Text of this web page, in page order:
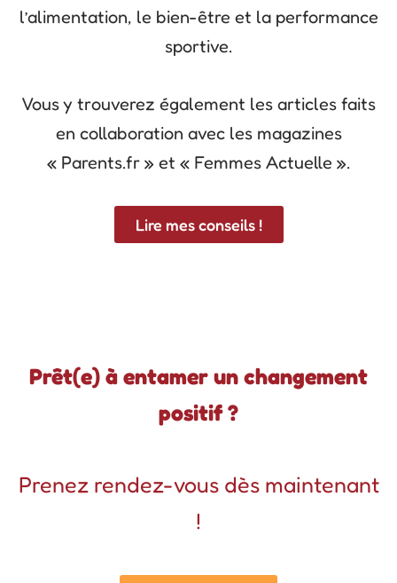
l’alimentation, le bien-être et la performance
sportive.
Vous y trouverez également les articles faits
en collaboration avec les magazines
« Parents.fr » et « Femmes Actuelle ».
Lire mes conseils !
Prêt(e) à entamer un changement
positif ?
Prenez rendez-vous dès maintenant
!